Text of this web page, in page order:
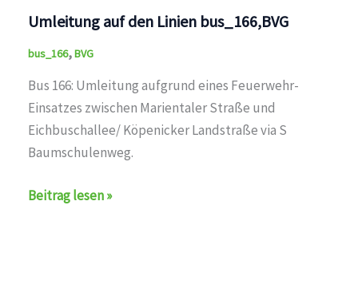
Umleitung auf den Linien bus_166,BVG
bus_166,BVG
Bus 166: Umleitung aufgrund eines Feuerwehr-
Einsatzes zwischen Marientaler Straße und
Eichbuschallee/ Köpenicker Landstraße via S
Baumschulenweg.
Umleitung
Beitrag lesen »